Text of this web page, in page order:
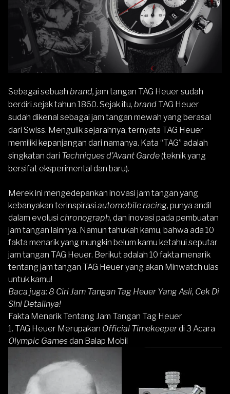
Sebagai sebuah brand, jam tangan TAG Heuer sudah
berdiri sejak tahun 1860. Sejak itu, brand TAG Heuer
sudah dikenal sebagai jam tangan mewah yang berasal
dari Swiss. Mengulik sejarahnya, ternyata TAG Heuer
memiliki kepanjangan dari namanya. Kata “TAG” adalah
singkatan dari Techniques d’Avant Garde(teknik yang
bersifat eksperimental dan baru).
Merek ini mengedepankan inovasi jam tangan yang
kebanyakan terinspirasi automobile racing, punya andil
dalam evolusi chronograph, dan inovasi pada pembuatan
jam tangan lainnya. Namun tahukah kamu, bahwa ada 10
fakta menarik yang mungkin belum kamu ketahui seputar
jam tangan TAG Heuer. Berikut adalah 10 fakta menarik
tentang jam tangan TAG Heuer yang akan Minwatch ulas
untuk kamu!
Baca juga:8 Ciri Jam Tangan Tag Heuer Yang Asli, Cek Di
Sini Detailnya!
Fakta Menarik Tentang Jam Tangan Tag Heuer
1. TAG Heuer Merupakan Official Timekeeperdi 3 Acara
Olympic Gamesdan Balap Mobil